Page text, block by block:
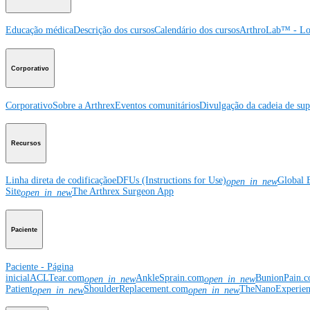
Educação médicaDescrição dos cursosCalendário dos cursosArthroLab™ -
Corporativo
CorporativoSobre a ArthrexEventos comunitáriosDivulgação da cadeia de
Recursos
Linha direta de codificaçãoeDFUs (Instructions for Use)open_in_newGlobal
Siteopen_in_newThe Arthrex Surgeon App
Paciente
Paciente - Página
inicial ACLTear.comopen_in_newAnkleSprain.comopen_in_new
Patientopen_in_newShoulderReplacement.comopen_in_new